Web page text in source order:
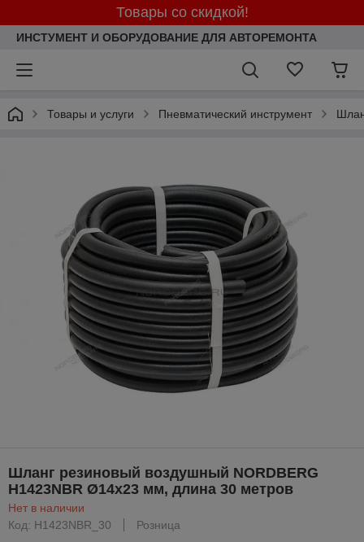
Товары со скидкой!
ИНСТУМЕНТ И ОБОРУДОВАНИЕ ДЛЯ АВТОРЕМОНТА
Товары и услуги Пневматический инструмент
Шланг резиновый воздушный NORDBERG
H1423NBR Ø14х23 мм, длина 30 метров
Нет в наличии
Код: H1423NBR_30
Розница